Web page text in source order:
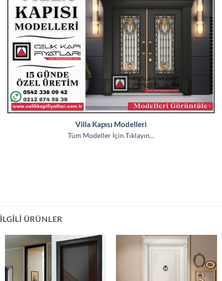
Villa Kapısı Modelleri
Tüm Modeller İçin Tıklayın...
İLGILI ÜRÜNLER